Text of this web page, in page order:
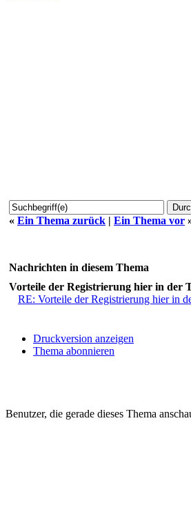
« Ein Thema zurück | Ein Thema vor
Nachrichten in diesem Thema
Vorteile der Registrierung hier in der
RE: Vorteile der Registrierung hier in
Druckversion anzeigen
Thema abonnieren
Benutzer, die gerade dieses Thema